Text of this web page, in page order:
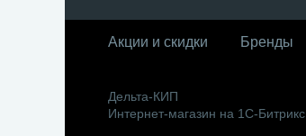
Акции и скидки Бренды
Дельта-КИП
Интернет-магазин на 1С-Битрикс